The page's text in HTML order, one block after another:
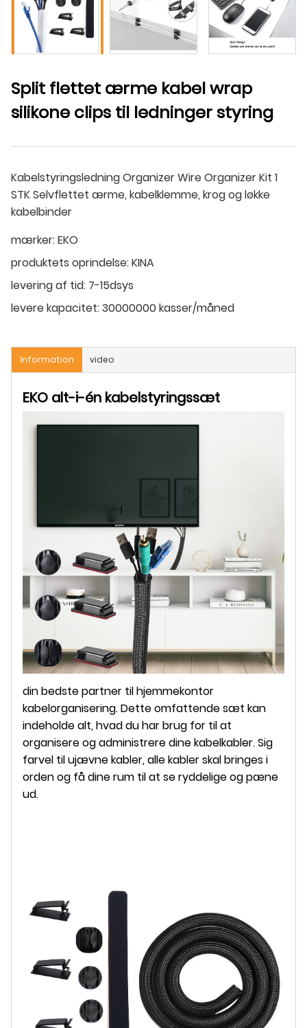
Split flettet ærme kabel wrap
silikone clips til ledninger styring
Kabelstyringsledning Organizer Wire Organizer Kit 1
STK Selvflettet ærme, kabelklemme, krog og løkke
kabelbinder
mærker:EKO
produktets oprindelse:KINA
levering af tid: 7-15dsys
levere kapacitet:30000000 kasser/måned
Information video
EKO alt-i-én kabelstyringssæt
din bedste partner til hjemmekontor
kabelorganisering. Dette omfattende sæt kan
indeholde alt, hvad du har brug for til at
organisere og administrere dine kabelkabler. Sig
farvel til ujævne kabler, alle kabler skal bringes i
orden og få dine rum til at se ryddelige og pæne
ud.